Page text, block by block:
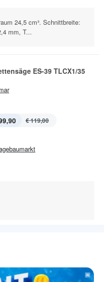
24,5 cm³. Schnittbreite:
mm, T...
ES-39 TLCX1/35
€ 119,00